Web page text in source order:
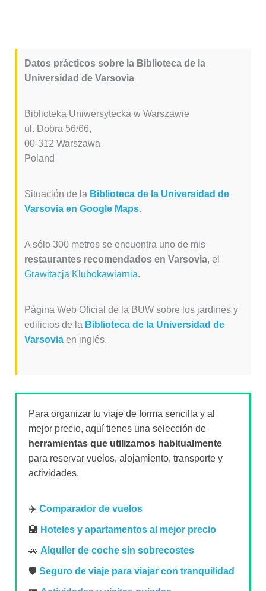
Datos prácticos sobre la Biblioteca de la
Universidad de Varsovia
Biblioteka Uniwersytecka w Warszawie
ul. Dobra 56/66,
00-312 Warszawa
Poland
Situación de la Biblioteca de la Universidad de
Varsovia en Google Maps.
A sólo 300 metros se encuentra uno de mis
restaurantes recomendados en Varsovia, el
Grawitacja Klubokawiarnia.
Página Web Oficial de la BUW sobre los jardines y
edificios de la Biblioteca de la Universidad de
Varsoviaen inglés.
Para organizar tu viaje de forma sencilla y al
mejor precio, aquí tienes una selección de
herramientas que utilizamos habitualmente
para reservar vuelos, alojamiento, transporte y
actividades.
✈️ Comparador de vuelos
🏨 Hoteles y apartamentos al mejor precio
🚗 Alquiler de coche sin sobrecostes
🛡️ Seguro de viaje para viajar con tranquilidad